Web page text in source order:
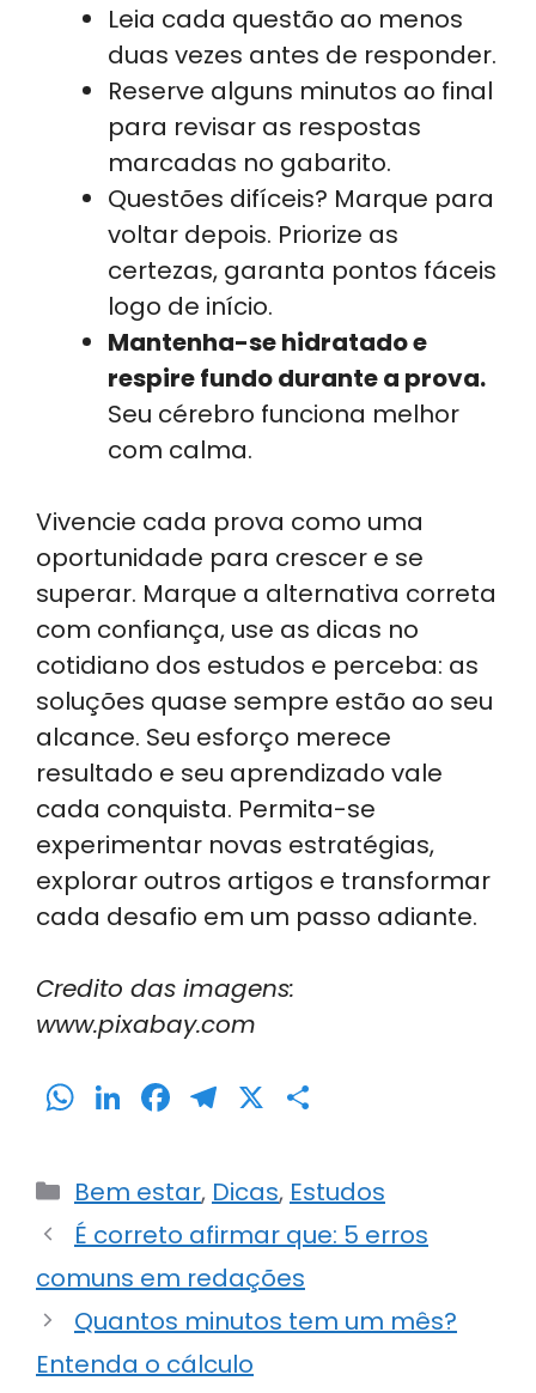
Leia cada questão ao menos
duas vezes antes de responder.
Reserve alguns minutos ao final
para revisar as respostas
marcadas no gabarito.
Questões difíceis? Marque para
voltar depois. Priorize as
certezas, garanta pontos fáceis
logo de início.
Mantenha-se hidratado e
respire fundo durante a prova.
Seu cérebro funciona melhor
com calma.
Vivencie cada prova como uma
oportunidade para crescer e se
superar. Marque a alternativa correta
com confiança, use as dicas no
cotidiano dos estudos e perceba: as
soluções quase sempre estão ao seu
alcance. Seu esforço merece
resultado e seu aprendizado vale
cada conquista. Permita-se
experimentar novas estratégias,
explorar outros artigos e transformar
cada desafio em um passo adiante.
Credito das imagens:
www.pixabay.com
W
a
ts
A
p
p
Li
k
e
dI
n
F
c
e
b
o
o
k
T
e
gr
a
m
X
ar
e
Categorias
Bem estar, Dicas, Estudos
É correto afirmar que: 5 erros
comuns em redações
Quantos minutos tem um mês?
Entenda o cálculo